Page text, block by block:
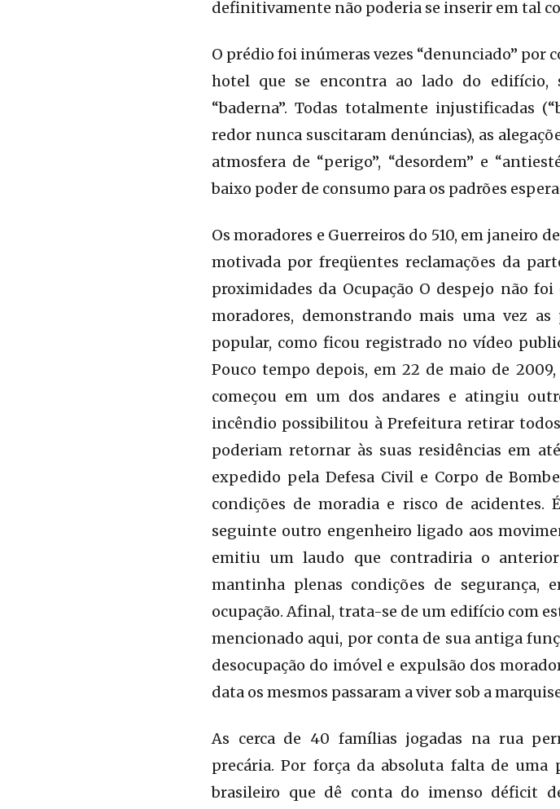
definitivamente não poderia se inserir em tal
O prédio foi inúmeras vezes “denunciado”
hotel que se encontra ao lado do edifício,
“baderna”. Todas totalmente injustificadas
redor nunca suscitaram denúncias), as
atmosfera de “perigo”, “desordem” e
baixo poder de consumo para os padrões
Os moradores e Guerreiros do 510, em janeiro
motivada por freqüentes reclamações da
proximidades da Ocupação O despejo não
moradores, demonstrando mais uma vez
popular, como ficou registrado no vídeo
Pouco tempo depois, em 22 de maio de
começou em um dos andares e atingiu
incêndio possibilitou à Prefeitura retirar
poderiam retornar às suas residências em
expedido pela Defesa Civil e Corpo de
condições de moradia e risco de acidentes.
seguinte outro engenheiro ligado aos
emitiu um laudo que contradiria o
mantinha plenas condições de segurança,
ocupação. Afinal, trata-se de um edifício com
mencionado aqui, por conta de sua antiga
desocupação do imóvel e expulsão dos
data os mesmos passaram a viver sob a
As cerca de 40 famílias jogadas na rua
precária. Por força da absoluta falta de
brasileiro que dê conta do imenso déficit